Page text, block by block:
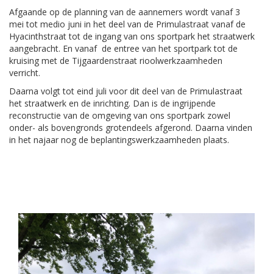
Afgaande op de planning van de aannemers wordt vanaf 3
mei tot medio juni in het deel van de Primulastraat vanaf de
Hyacinthstraat tot de ingang van ons sportpark het straatwerk
aangebracht. En vanaf de entree van het sportpark tot de
kruising met de Tijgaardenstraat rioolwerkzaamheden
verricht.
Daarna volgt tot eind juli voor dit deel van de Primulastraat
het straatwerk en de inrichting. Dan is de ingrijpende
reconstructie van de omgeving van ons sportpark zowel
onder- als bovengronds grotendeels afgerond. Daarna vinden
in het najaar nog de beplantingswerkzaamheden plaats.